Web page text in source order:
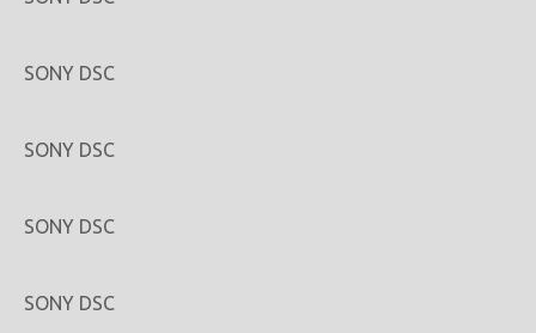
SONY DSC
SONY DSC
SONY DSC
SONY DSC